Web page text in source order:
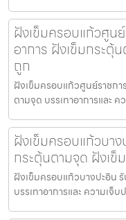
ฝังเข็มครอบแก้วศูน
อาการ ฝังเข็มกระตุ้
ถูก
ฝังเข็มครอบแก้วศูนย์ราชก
ตามจุด บรรเทาอาการและ
ฝังเข็มครอบแก้วบา
กระตุ้นตามจุด ฝังเข็
ฝังเข็มครอบแก้วบางปะอิน
บรรเทาอาการและ ความเ